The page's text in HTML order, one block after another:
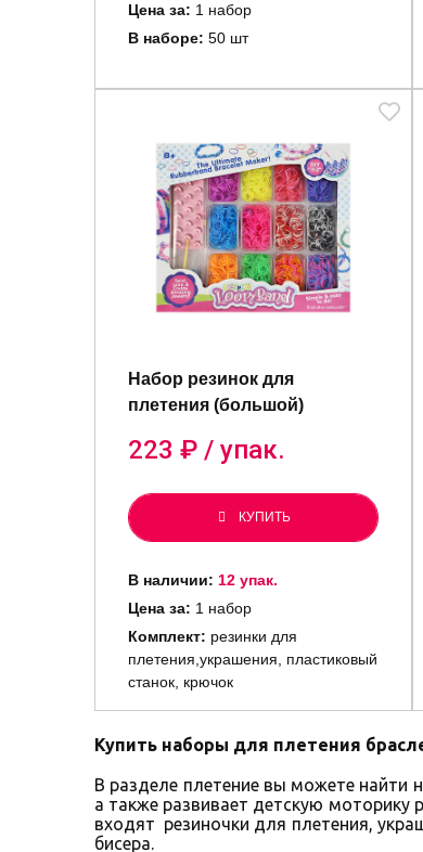
Цена за: 1 набор
В наборе: 50 шт
Набор резинок для
плетения (большой)
223 ₽ / упак.
КУПИТЬ
В наличии: 12 упак.
Цена за: 1 набор
Комплект: резинки для
плетения,украшения, пластиковый
станок, крючок
Купить наборы для плетения
В разделе плетение вы можете найти
а также развивает детскую моторику
входят резиночки для плетения,
бисера.